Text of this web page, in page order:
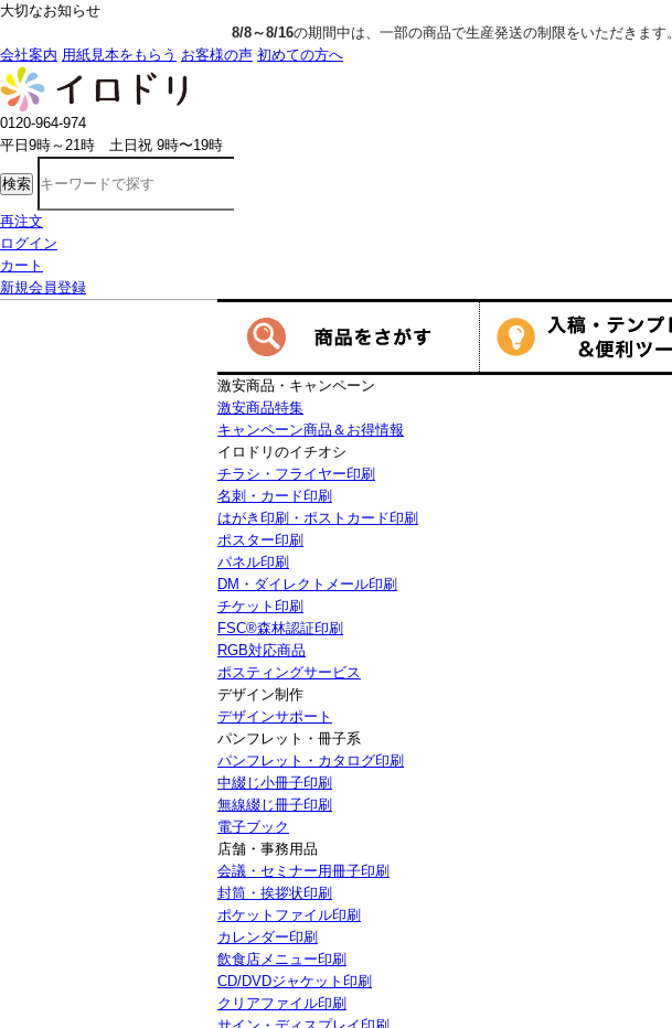
大切なお知らせ
の期間中は、一部の商品で生産発送の制限をいただきます。詳しくはこちらをご覧ください
会社案内 用紙見本をもらう お客様の声 初めての方へ
0120-964-974
平日9時～21時 土日祝 9時〜19時
検索
再注文
ログイン
カート
新規会員登録
激安商品・キャンペーン
激安商品特集
キャンペーン商品＆お得情報
イロドリのイチオシ
チラシ・フライヤー印刷
名刺・カード印刷
はがき印刷・ポストカード印刷
ポスター印刷
パネル印刷
DM・ダイレクトメール印刷
チケット印刷
FSC®森林認証印刷
RGB対応商品
ポスティングサービス
デザイン制作
デザインサポート
パンフレット・冊子系
パンフレット・カタログ印刷
中綴じ小冊子印刷
無線綴じ冊子印刷
電子ブック
店舗・事務用品
会議・セミナー用冊子印刷
封筒・挨拶状印刷
ポケットファイル印刷
カレンダー印刷
飲食店メニュー印刷
CD/DVDジャケット印刷
クリアファイル印刷